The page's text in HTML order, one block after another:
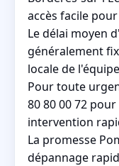
accès facile
Le délai moyen
généralement
locale de
Pour toute
80 80 00 72
intervention
La promesse
dépannage